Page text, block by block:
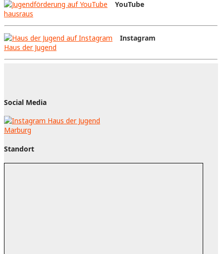
YouTube
hausraus
Instagram
Haus der Jugend
Social Media
Standort